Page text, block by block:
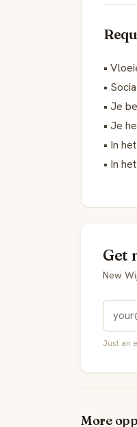
•
•
• Je
• Je
• In
• In
Get
New
Just an
More